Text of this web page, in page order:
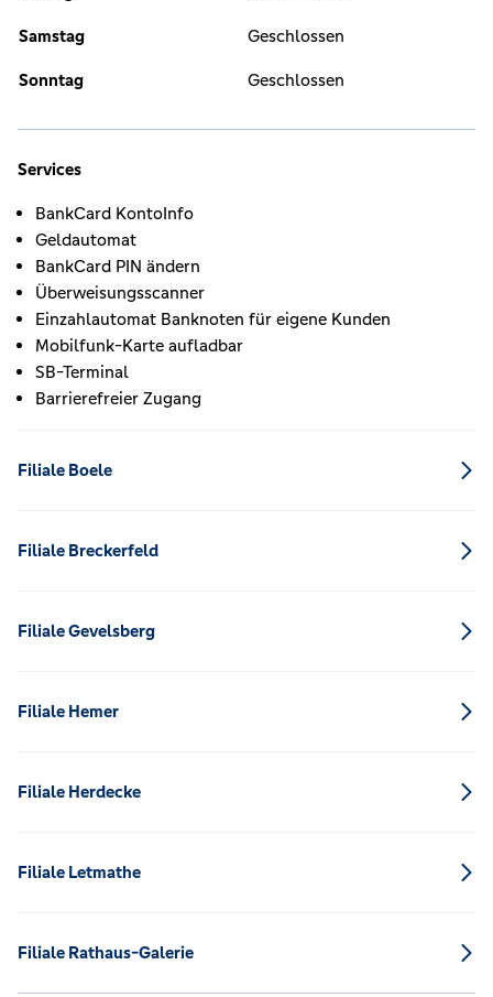
Samstag Geschlossen
Sonntag Geschlossen
Services
BankCard KontoInfo
Geldautomat
BankCard PIN ändern
Überweisungsscanner
Einzahlautomat Banknoten für eigene Kunden
Mobilfunk-Karte aufladbar
SB-Terminal
Barrierefreier Zugang
Filiale Boele
Filiale Breckerfeld
Filiale Gevelsberg
Filiale Hemer
Filiale Herdecke
Filiale Letmathe
Filiale Rathaus-Galerie